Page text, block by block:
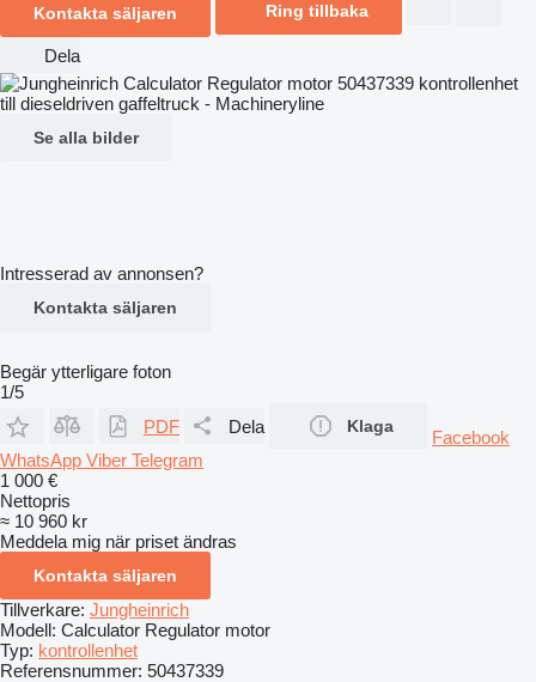
Kontakta säljaren Ring tillbaka
Dela
Se alla bilder
Intresserad av annonsen?
Kontakta säljaren
Begär ytterligare foton
1/5
PDF
Dela Klaga
Facebook
WhatsApp Viber Telegram
1 000 €
Nettopris
≈ 10 960 kr
Meddela mig när priset ändras
Kontakta säljaren
Tillverkare: Jungheinrich
Modell: Calculator Regulator motor
Typ: kontrollenhet
Referensnummer: 50437339